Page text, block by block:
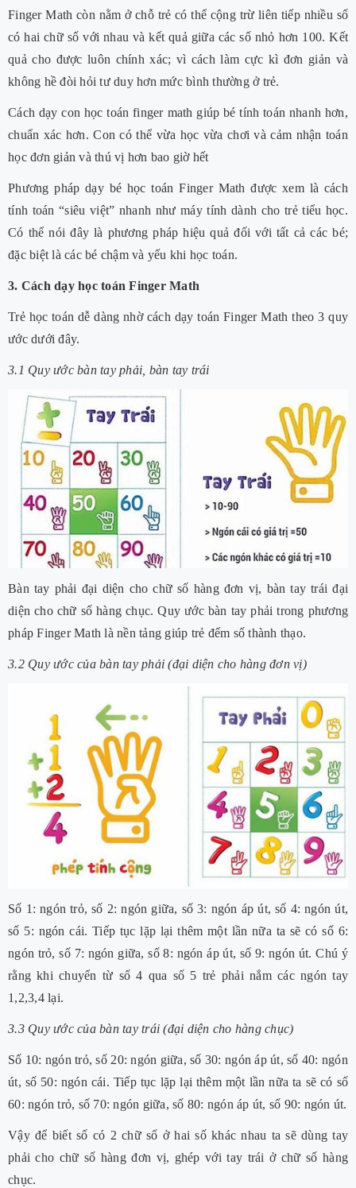
Finger Math còn nằm ở chỗ trẻ có thể cộng trừ liên tiếp nhiều số
có hai chữ số với nhau và kết quả giữa các số nhỏ hơn 100. Kết
quả cho được luôn chính xác; vì cách làm cực kì đơn giản và
không hề đòi hỏi tư duy hơn mức bình thường ở trẻ.
Cách dạy con học toán finger math giúp bé tính toán nhanh hơn,
chuẩn xác hơn. Con có thể vừa học vừa chơi và cảm nhận toán
học đơn giản và thú vị hơn bao giờ hết
Phương pháp dạy bé học toán Finger Math được xem là cách
tính toán “siêu việt” nhanh như máy tính dành cho trẻ tiểu học.
Có thể nói đây là phương pháp hiệu quả đối với tất cả các bé;
đặc biệt là các bé chậm và yếu khi học toán.
3. Cách dạy học toán Finger Math
Trẻ học toán dễ dàng nhờ cách dạy toán Finger Math theo 3 quy
ước dưới đây.
3.1 Quy ước bàn tay phải, bàn tay trái
Bàn tay phải đại diện cho chữ số hàng đơn vị, bàn tay trái đại
diện cho chữ số hàng chục. Quy ước bàn tay phải trong phương
pháp Finger Math là nền tảng giúp trẻ đếm số thành thạo.
3.2 Quy ước của bàn tay phải (đại diện cho hàng đơn vị)
Số 1: ngón trỏ, số 2: ngón giữa, số 3: ngón áp út, số 4: ngón út,
số 5: ngón cái. Tiếp tục lặp lại thêm một lần nữa ta sẽ có số 6:
ngón trỏ, số 7: ngón giữa, số 8: ngón áp út, số 9: ngón út. Chú ý
rằng khi chuyển từ số 4 qua số 5 trẻ phải nắm các ngón tay
1,2,3,4 lại.
3.3 Quy ước của bàn tay trái (đại diện cho hàng chục)
Số 10: ngón trỏ, số 20: ngón giữa, số 30: ngón áp út, số 40: ngón
út, số 50: ngón cái. Tiếp tục lặp lại thêm một lần nữa ta sẽ có số
60: ngón trỏ, số 70: ngón giữa, số 80: ngón áp út, số 90: ngón út.
Vậy để biết số có 2 chữ số ở hai số khác nhau ta sẽ dùng tay
phải cho chữ số hàng đơn vị, ghép với tay trái ở chữ số hàng
chục.